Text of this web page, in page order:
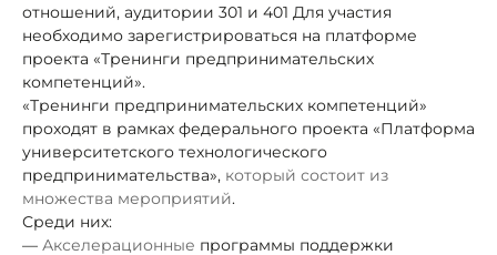
отношений, аудитории 301 и 401 Для участия
необходимо зарегистрироваться на платформе
проекта «Тренинги предпринимательских
компетенций».
«Тренинги предпринимательских компетенций»
проходят в рамках федерального проекта «Платформа
университетского технологического
предпринимательства», который состоит из
множества мероприятий.
Среди них:
— Акселерационные программы поддержки